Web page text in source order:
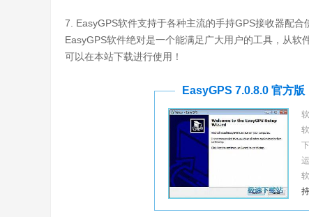
7. EasyGPS软件支持于各种主流的手持GPS接收器配
EasyGPS软件绝对是一个能满足广大用户的工具，从
可以在本站下载进行使用！
EasyGPS 7.0.8.0 官方版